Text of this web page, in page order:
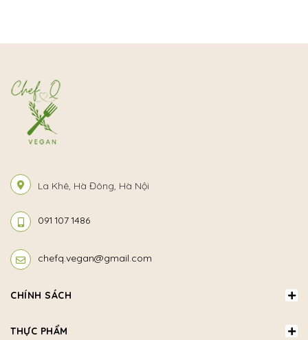
La Khê, Hà Đông, Hà Nội
091 107 1486
chefq.vegan@gmail.com
CHÍNH SÁCH
THỰC PHẨM